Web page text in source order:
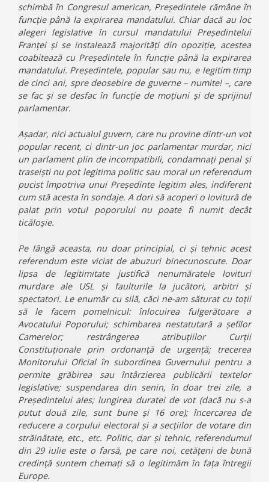
schimbă în Congresul american, Președintele rămâne în
funcție până la expirarea mandatului. Chiar dacă au loc
alegeri legislative în cursul mandatului Președintelui
Franței și se instalează majorități din opoziție, acestea
coabitează cu Președintele în funcție până la expirarea
mandatului. Președintele, popular sau nu, e legitim timp
de cinci ani, spre deosebire de guverne – numite! –, care
se fac și se desfac în funcție de moțiuni și de sprijinul
parlamentar.
Așadar, nici actualul guvern, care nu provine dintr-un vot
popular recent, ci dintr-un joc parlamentar murdar, nici
un parlament plin de incompatibili, condamnați penal și
traseiști nu pot legitima politic sau moral un referendum
pucist împotriva unui Președinte legitim ales, indiferent
cum stă acesta în sondaje. A dori să acoperi o lovitură de
palat prin votul poporului nu poate fi numit decât
ticăloșie.
Pe lângă aceasta, nu doar principial, ci și tehnic acest
referendum este viciat de abuzuri binecunoscute. Doar
lipsa de legitimitate justifică nenumăratele lovituri
murdare ale USL și faulturile la jucători, arbitri și
spectatori. Le enumăr cu silă, căci ne-am săturat cu toții
să le facem pomelnicul: înlocuirea fulgerătoare a
Avocatului Poporului; schimbarea nestatutară a șefilor
Camerelor; restrângerea atribuțiilor Curții
Constituționale prin ordonanță de urgență; trecerea
Monitorului Oficial în subordinea Guvernului pentru a
permite grăbirea sau întârzierea publicării textelor
legislative; suspendarea din senin, în doar trei zile, a
Președintelui ales; lungirea duratei de vot (dacă nu s-a
putut două zile, sunt bune și 16 ore); încercarea de
reducere a corpului electoral și a secțiilor de votare din
străinătate, etc., etc. Politic, dar și tehnic, referendumul
din 29 iulie este o farsă, pe care noi, cetățeni de bună
credință suntem chemați să o legitimăm în fața întregii
Europe.